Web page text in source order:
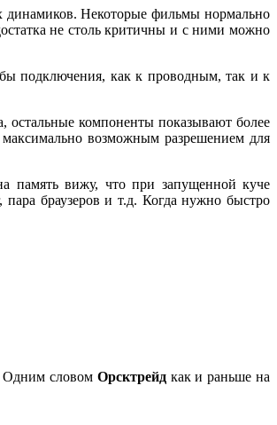
динамиков. Некоторые фильмы нормально
не столь критичны и с ними можно
подключения, как к проводным, так и к
остальные компоненты показывают более
возможным разрешением для
память вижу, что при запущенной куче
браузеров и т.д. Когда нужно быстро
Одним словом Орсктрейдкак и раньше на